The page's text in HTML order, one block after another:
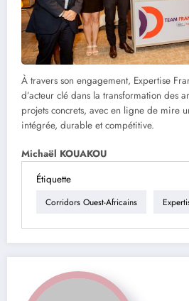
À travers son engagement, Expertise
d’acteur clé dans la transformation des
projets concrets, avec en ligne de mire
intégrée, durable et compétitive.
Michaël KOUAKOU
Étiquette
Corridors Ouest-Africains